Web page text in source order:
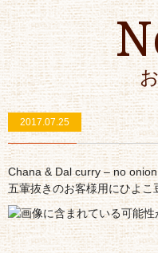
2017.07.25
Chana & Dal curry – no
五葷抜きのお客様用にひよ